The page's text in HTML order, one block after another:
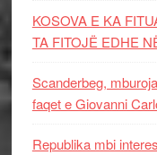
KOSOVA E KA
TA FITOJË EDHE
Scanderbeg,
faqet e Giovanni
Republika mbi